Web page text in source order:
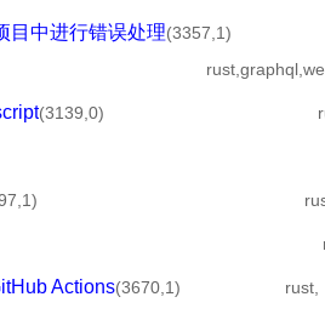
目中进行错误处理(3357,1)
(3139,0)
Actions(3670,1) rust,